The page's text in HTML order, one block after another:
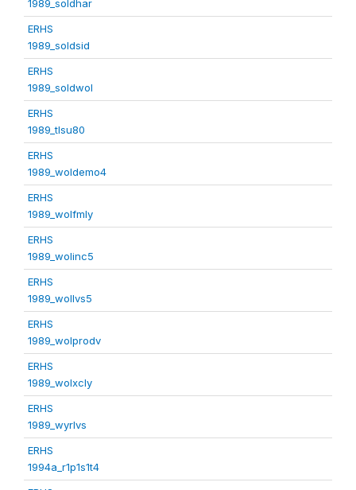
1989_soldhar
ERHS
1989_soldsid
ERHS
1989_soldwol
ERHS
1989_tlsu80
ERHS
1989_woldemo4
ERHS
1989_wolfmly
ERHS
1989_wolinc5
ERHS
1989_wollvs5
ERHS
1989_wolprodv
ERHS
1989_wolxcly
ERHS
1989_wyrlvs
ERHS
1994a_r1p1s1t4